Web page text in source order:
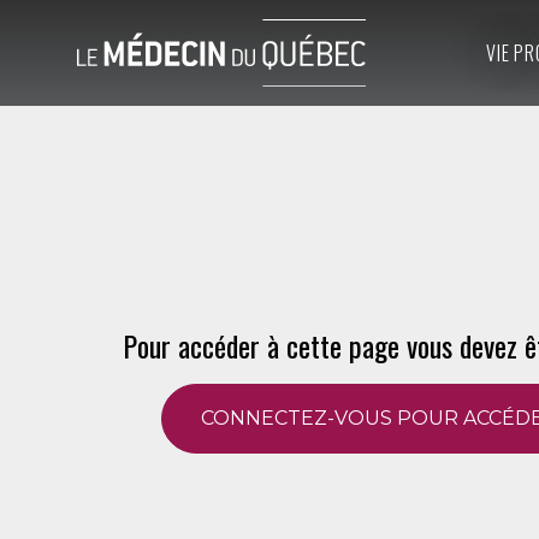
VIE
Pour accéder à cette page vous devez
CONNECTEZ-VOUS POUR